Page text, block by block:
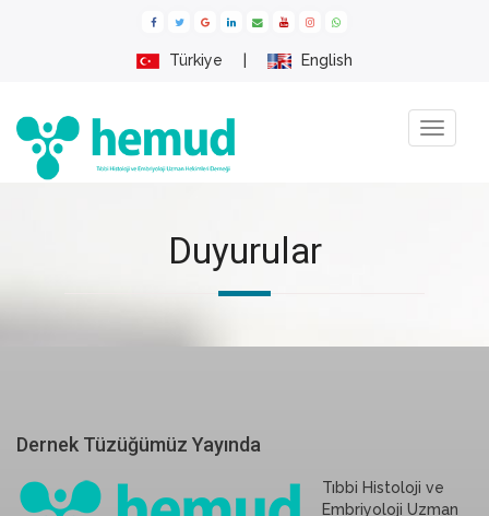
Türkiye English
Menu
Duyurular
Dernek Tüzüğümüz Yayında
Tıbbi Histoloji ve
Embriyoloji Uzman